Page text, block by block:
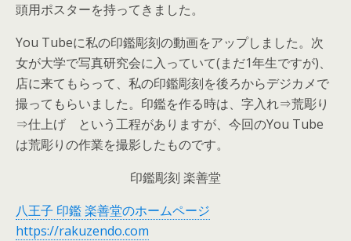
頭用ポスターを持ってきました。
You Tubeに私の印鑑彫刻の動画をアップしました。次
女が大学で写真研究会に入っていて(まだ1年生ですが)、
店に来てもらって、私の印鑑彫刻を後ろからデジカメで
撮ってもらいました。印鑑を作る時は、字入れ⇒荒彫り
⇒仕上げ という工程がありますが、今回のYou Tube
は荒彫りの作業を撮影したものです。
印鑑彫刻 楽善堂
八王子 印鑑 楽善堂のホームページ
https://rakuzendo.com